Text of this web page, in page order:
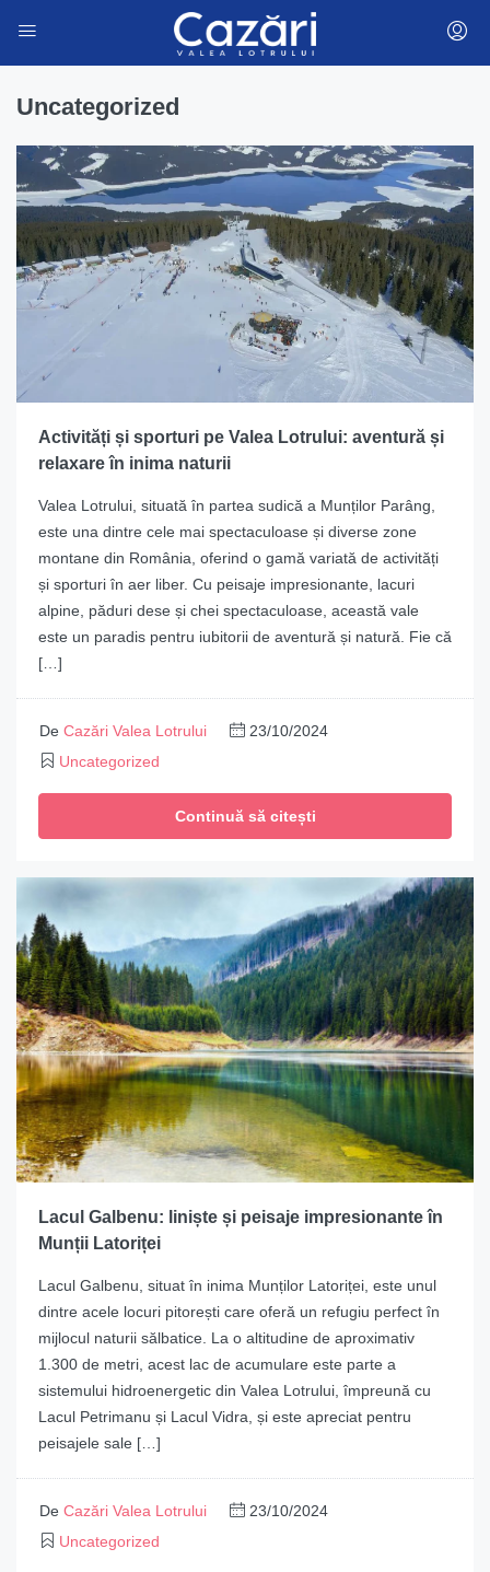
Uncategorized
Activități și sporturi pe Valea Lotrului: aventură și
relaxare în inima naturii
Valea Lotrului, situată în partea sudică a Munților Parâng,
este una dintre cele mai spectaculoase și diverse zone
montane din România, oferind o gamă variată de activități
și sporturi în aer liber. Cu peisaje impresionante, lacuri
alpine, păduri dese și chei spectaculoase, această vale
este un paradis pentru iubitorii de aventură și natură. Fie că
[…]
De Cazări Valea Lotrului
23/10/2024
Uncategorized
Continuă să citești
Lacul Galbenu: liniște și peisaje impresionante în
Munții Latoriței
Lacul Galbenu, situat în inima Munților Latoriței, este unul
dintre acele locuri pitorești care oferă un refugiu perfect în
mijlocul naturii sălbatice. La o altitudine de aproximativ
1.300 de metri, acest lac de acumulare este parte a
sistemului hidroenergetic din Valea Lotrului, împreună cu
Lacul Petrimanu și Lacul Vidra, și este apreciat pentru
peisajele sale […]
De Cazări Valea Lotrului
23/10/2024
Uncategorized